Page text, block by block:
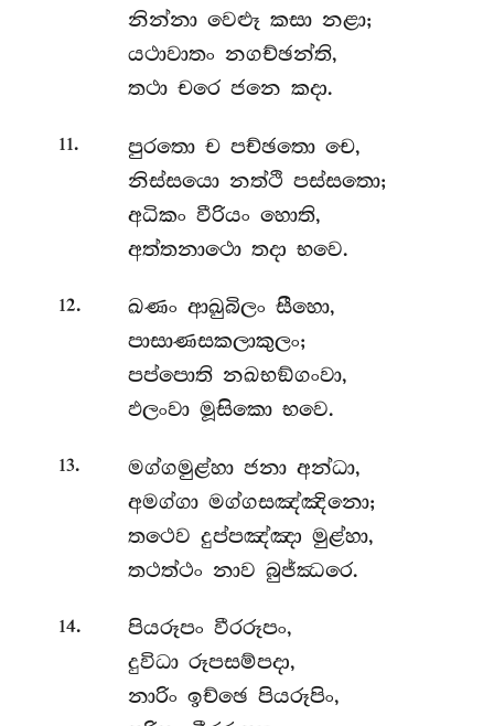
නින්නා වෙළූ කසා නළා;
යථාවාතං නගච්ඡන්ති,
තථා චරෙ ජනෙ කදා.
11. පුරතො ච පච්ඡතො චෙ,
නිස්සයො නත්ථි පස්සතො;
අධිකං වීරියං හොති,
අත්තනාථො තදා භවෙ.
12. ඛණං ආඛුබිලං සීහො,
පාසාණසකලාකුලං;
පප්පොති නඛභඞ්ගංවා,
ඵලංවා මූසිකො භවෙ.
13. මග්ගමුළ්හා ජනා අන්ධා,
අමග්ගා මග්ගසඤ්ඤිනො;
තථෙව දුප්පඤ්ඤා මුළ්හා,
තථත්ථං නාව බුජ්ඣරෙ.
14. පියරූපං වීරරූපං,
දුවිධා රූපසම්පදා,
නාරිං ඉච්ඡෙ පියරූපිං,